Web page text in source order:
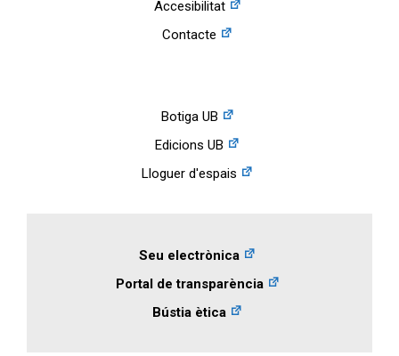
Accesibilitat
Contacte
Botiga UB
Edicions UB
Lloguer d'espais
Seu electrònica
Portal de transparència
Bústia ètica